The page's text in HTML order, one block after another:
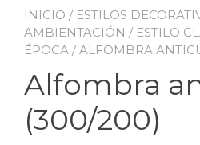
INICIO / ESTILOS
AMBIENTACIÓN / ESTILO
ÉPOCA / ALFOMBRA
Alfombra
(300/200)